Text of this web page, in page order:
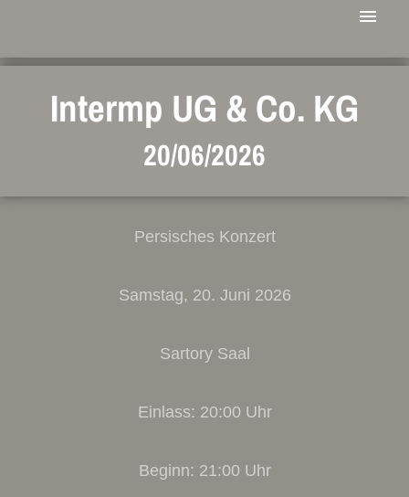
Intermp UG & Co. KG
20/06/2026
Persisches Konzert
Samstag, 20. Juni 2026
Sartory Saal
Einlass: 20:00 Uhr
Beginn: 21:00 Uhr